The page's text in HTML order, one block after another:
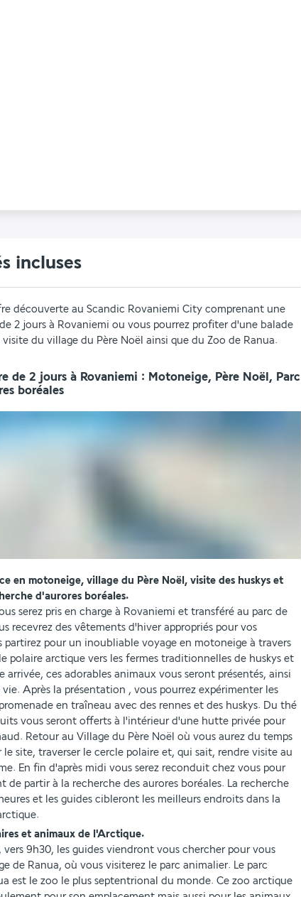
incluses
découverte au Scandic Rovaniemi City comprenant une
2 jours à Rovaniemi ou vous pourrez profiter d'une balade
du village du Père Noël ainsi que du Zoo de Ranua.
de 2 jours à Rovaniemi : Motoneige, Père Noël, Parc
boréales
d'aurores boréales.
serez pris en charge à Rovaniemi et transféré au parc de
recevrez des vêtements d'hiver appropriés pour vos
partirez pour un inoubliable voyage en motoneige à travers
polaire arctique vers les fermes traditionnelles de huskys et
arrivée, ces adorables animaux vous seront présentés, ainsi
Après la présentation , vous pourrez expérimenter les
en traîneau avec des rennes et des huskys. Du thé
vous seront offerts à l'intérieur d'une hutte privée pour
Retour au Village du Père Noël où vous aurez du temps
le site, traverser le cercle polaire et, qui sait, rendre visite au
En fin d'après midi vous serez reconduit chez vous pour
de partir à la recherche des aurores boréales. La recherche
et les guides cibleront les meilleurs endroits dans la
et animaux de l'Arctique.
vers 9h30, les guides viendront vous chercher pour vous
de Ranua, où vous visiterez le parc animalier. Le parc
est le zoo le plus septentrional du monde. Ce zoo arctique